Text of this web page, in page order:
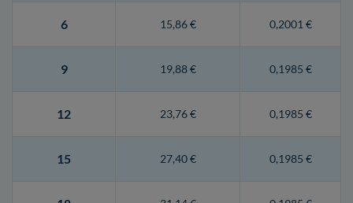
6 15,86 € 0,2001 €
9 19,88 € 0,1985 €
12 23,76 € 0,1985 €
15 27,40 € 0,1985 €